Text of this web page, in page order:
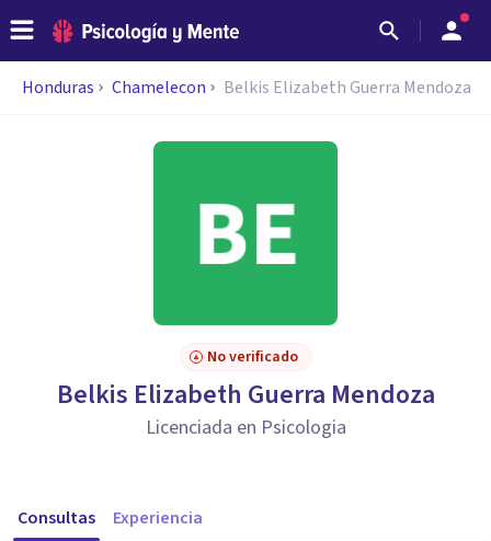
Honduras Chamelecon Belkis Elizabeth Guerra Mendoza
No verificado
Belkis Elizabeth Guerra Mendoza
Licenciada en Psicologia
Consultas Experiencia